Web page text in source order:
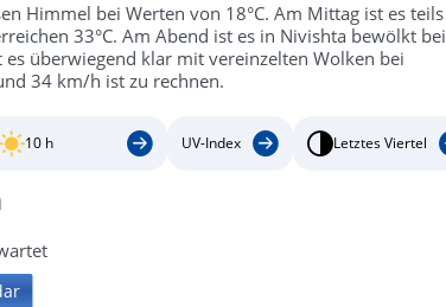
Himmel bei Werten von 18°C. Am Mittag ist es teils
33°C. Am Abend ist es in Nivishta bewölkt bei
überwiegend klar mit vereinzelten Wolken bei
34 km/h ist zu rechnen.
10 h UV-Index Letztes Viertel